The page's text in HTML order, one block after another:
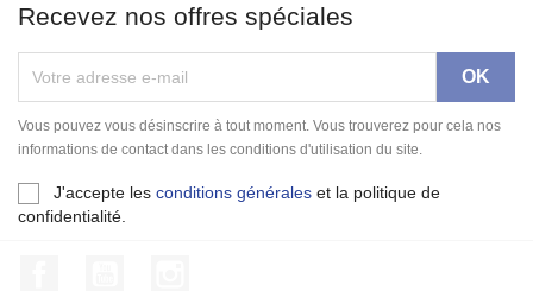
Recevez nos offres spéciales
Vous pouvez vous désinscrire à tout moment. Vous trouverez pour cela nos
informations de contact dans les conditions d'utilisation du site.
J'accepte les conditions générales et la politique de
confidentialité.